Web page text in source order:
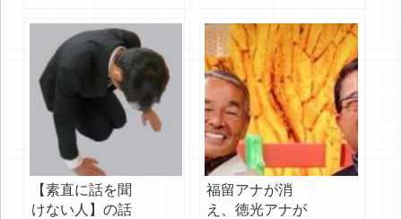
く使っているひ
と言
【素直に話を聞
けない人】の話
福留アナが消
え、徳光アナが